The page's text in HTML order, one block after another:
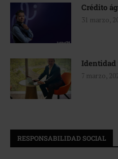
Crédito
31 marzo,
Identidad
7 marzo,
RESPONSABILIDAD SOCIAL